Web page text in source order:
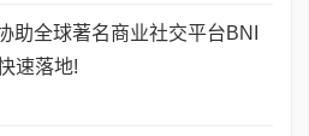
助全球著名商业社交平台BNI
速落地!